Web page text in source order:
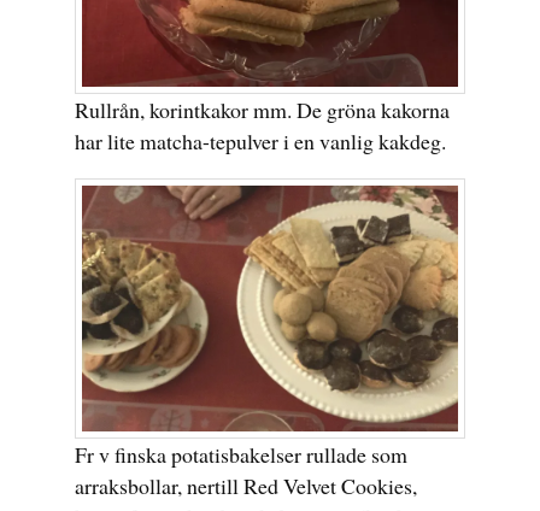
Rullrån, korintkakor mm. De gröna kakorna
har lite matcha-tepulver i en vanlig kakdeg.
Fr v finska potatisbakelser rullade som
arraksbollar, nertill Red Velvet Cookies,